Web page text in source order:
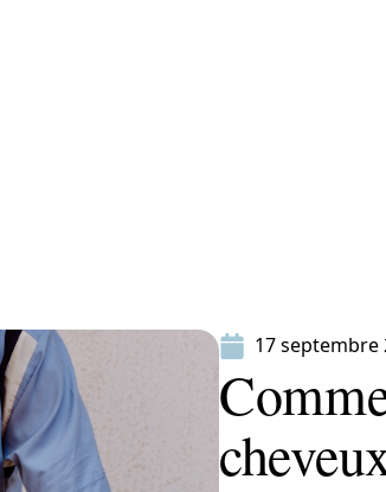
17 septembre